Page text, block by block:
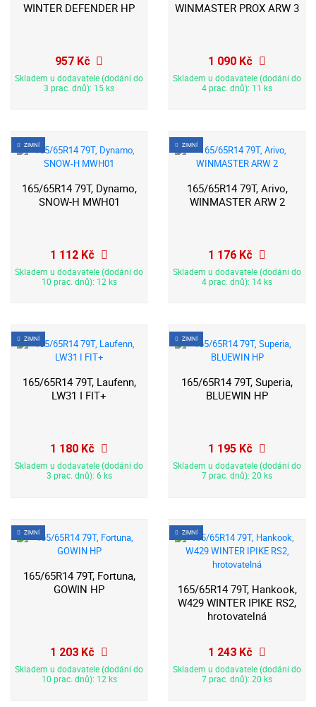
WINTER DEFENDER HP
957 Kč
Skladem u dodavatele (dodání do
3 prac. dnů): 15 ks
WINMASTER PROX ARW 3
1 090 Kč
Skladem u dodavatele (dodání do
4 prac. dnů): 11 ks
ZIMNÍ
165/65R14 79T, Dynamo,
SNOW-H MWH01
1 112 Kč
Skladem u dodavatele (dodání do
10 prac. dnů): 12 ks
ZIMNÍ
165/65R14 79T, Arivo,
WINMASTER ARW 2
1 176 Kč
Skladem u dodavatele (dodání do
4 prac. dnů): 14 ks
ZIMNÍ
165/65R14 79T, Laufenn,
LW31 I FIT+
1 180 Kč
Skladem u dodavatele (dodání do
3 prac. dnů): 6 ks
ZIMNÍ
165/65R14 79T, Superia,
BLUEWIN HP
1 195 Kč
Skladem u dodavatele (dodání do
7 prac. dnů): 20 ks
ZIMNÍ
165/65R14 79T, Fortuna,
GOWIN HP
1 203 Kč
Skladem u dodavatele (dodání do
10 prac. dnů): 12 ks
ZIMNÍ
165/65R14 79T, Hankook,
W429 WINTER IPIKE RS2,
hrotovatelná
1 243 Kč
Skladem u dodavatele (dodání do
7 prac. dnů): 20 ks